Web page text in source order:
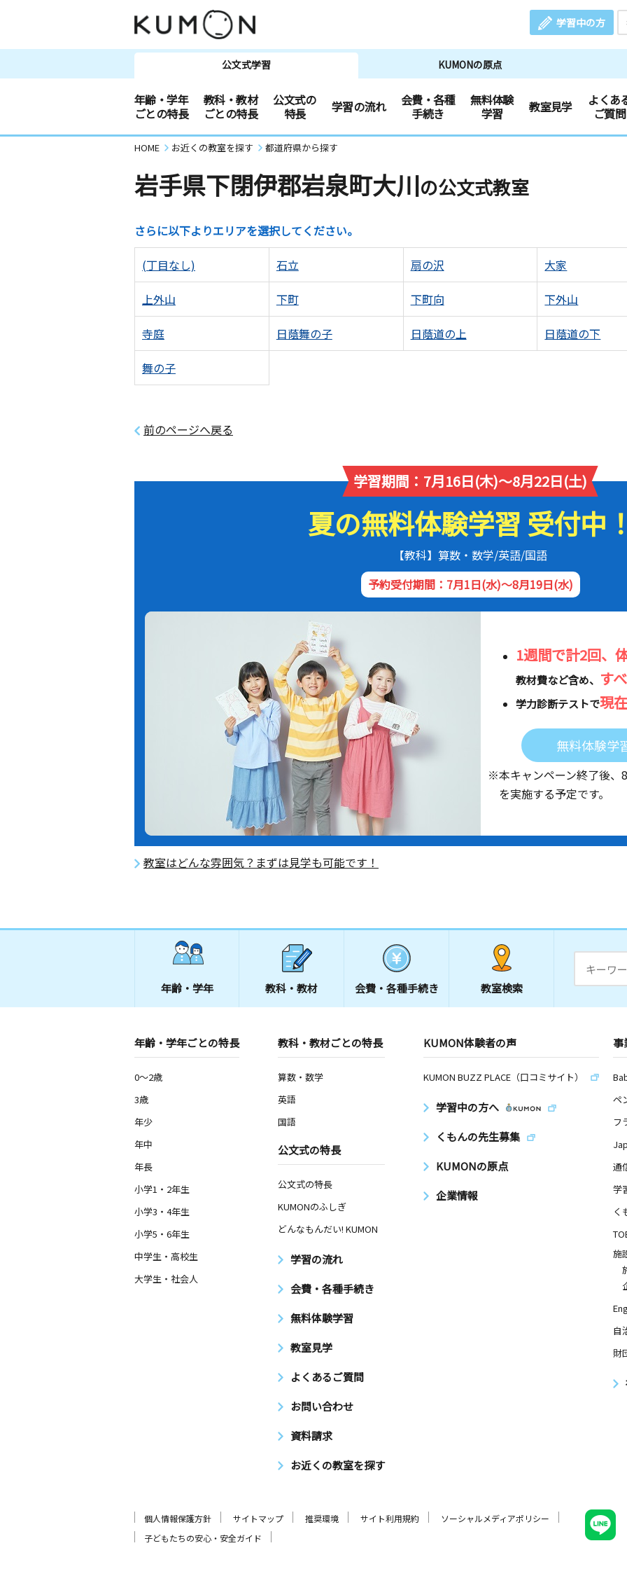
学習中の方
公文式学習 KUMONの原点
年齢・学年
ごとの特長
教科・教材
ごとの特長
公文式の
特長
学習の流れ
会費・各種
手続き
無料体験
学習
教室見学
よくあ
ご質問
HOME お近くの教室を探す 都道府県から探す
岩手県下閉伊郡岩泉町大川の公文式教室
さらに以下よりエリアを選択してください。
(丁目なし) 石立 扇の沢 大家
上外山 下町 下町向 下外山
寺庭 日蔭舞の子 日蔭道の上 日蔭道の下
舞の子
前のページへ戻る
学習期間：7月16日(木)～8月22日(土)
夏の無料体験学習 受付中
【教科】算数・数学/英語/国語
予約受付期間：7月1日(水)～8月19日(水)
1週間で計2回、
教材費など含め、 す
学力診断テストで現
無料体験学
※本キャンペーン終了後、
を実施する予定です。
教室はどんな雰囲気？まずは見学も可能です！
年齢・学年 教科・教材 会費・ 各種手続き 教室検索
年齢・学年ごとの特長
0～2歳
3歳
年少
年中
年長
小学1・2年生
小学3・4年生
小学5・6年生
中学生・高校生
大学生・社会人
教科・教材ごとの特長
算数・数学
英語
国語
公文式の特長
公文式の特長
KUMONのふしぎ
どんなもんだい! KUMON
学習の流れ
会費・各種手続き
無料体験学習
教室見学
よくあるご質問
お問い合わせ
資料請求
お近くの教室を探す
KUMON体験者の声
KUMON BUZZ PLACE（口コミサイト）
学習中の方へ
くもんの先生募集
KUMONの原点
企業情報
事
ペ
フ
通
学
く
施
自
財
個人情報保護方針 サイトマップ 推奨環境 サイト利用規約
ソーシャルメディアポリシー
子どもたちの安心・安全ガイド